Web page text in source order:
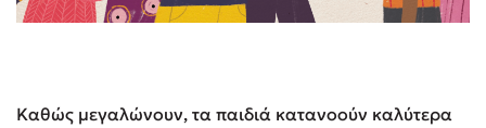
Καθώς μεγαλώνουν, τα παιδιά κατανοούν καλύτερα